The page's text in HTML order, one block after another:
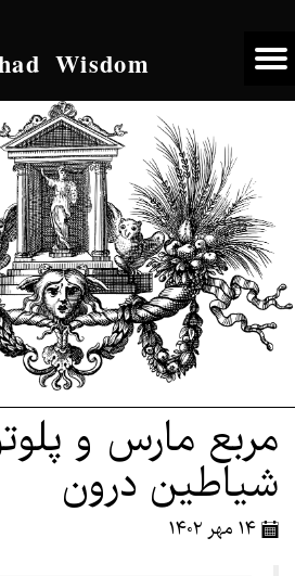
Wisdom
مربع مارس و
شیاطین درون
۱۴ مهر ۱۴۰۲